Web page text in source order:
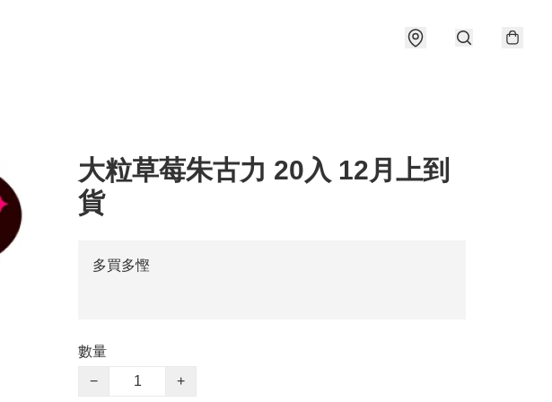
大粒草莓朱古力 20入 12月上到
貨
多買多慳
數量
−
+